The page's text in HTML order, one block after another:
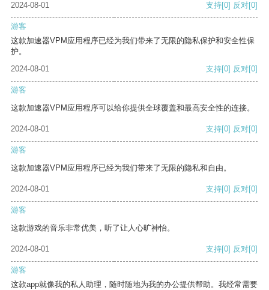
2024-08-01
支持[0] 反对[0]
游客
这款加速器VPM应用程序已经为我们带来了无限的隐私保护和安全性保
护。
2024-08-01
支持[0] 反对[0]
游客
这款加速器VPM应用程序可以给你提供全球覆盖和最高安全性的连接。
2024-08-01 支持[0] 反对[0]
游客
这款加速器VPM应用程序已经为我们带来了无限的隐私和自由。
2024-08-01 支持[0] 反对[0]
游客
这款游戏的音乐非常优美，听了让人心旷神怡。
2024-08-01 支持[0] 反对[0]
游客
这款app就像我的私人助理，随时随地为我的办公提供帮助。我经常需要